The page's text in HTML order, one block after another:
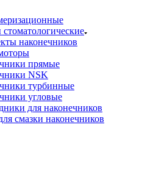
наконечников
прямые
NSK
турбинные
угловые
для наконечников
смазки наконечников